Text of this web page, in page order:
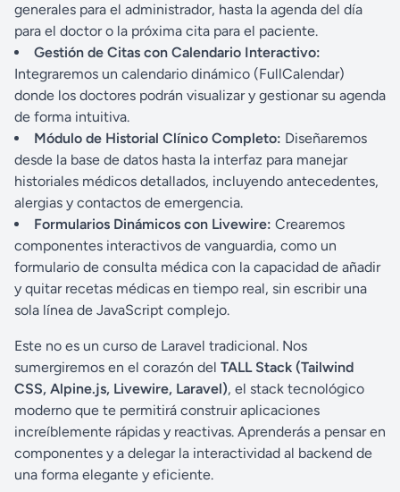
generales para el administrador, hasta la agenda del día
para el doctor o la próxima cita para el paciente.
Gestión de Citas con Calendario Interactivo:
Integraremos un calendario dinámico (FullCalendar)
donde los doctores podrán visualizar y gestionar su agenda
de forma intuitiva.
Módulo de Historial Clínico Completo: Diseñaremos
desde la base de datos hasta la interfaz para manejar
historiales médicos detallados, incluyendo antecedentes,
alergias y contactos de emergencia.
Formularios Dinámicos con Livewire: Crearemos
componentes interactivos de vanguardia, como un
formulario de consulta médica con la capacidad de añadir
y quitar recetas médicas en tiempo real, sin escribir una
sola línea de JavaScript complejo.
Este no es un curso de Laravel tradicional. Nos
sumergiremos en el corazón del TALL Stack (Tailwind
CSS, Alpine.js, Livewire, Laravel), el stack tecnológico
moderno que te permitirá construir aplicaciones
increíblemente rápidas y reactivas. Aprenderás a pensar en
componentes y a delegar la interactividad al backend de
una forma elegante y eficiente.